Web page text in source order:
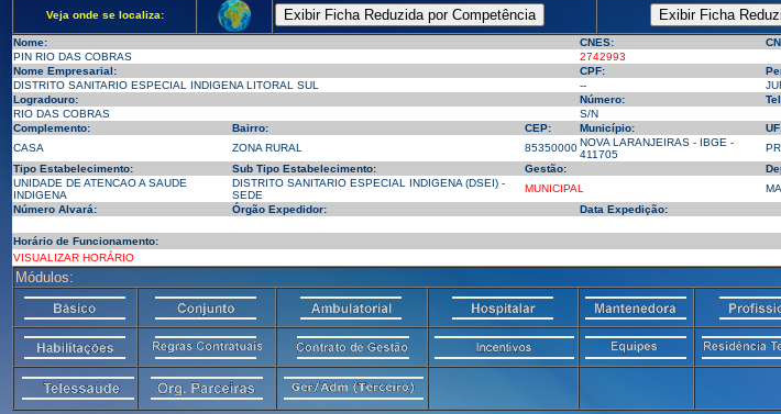
Veja onde se localiza:
Nome: CNES:
PIN RIO DAS COBRAS
2742993
Nome Empresarial:
CPF:
DISTRITO SANITARIO ESPECIAL INDIGENA LITORAL SUL
--
Logradouro:
Número:
RIO DAS COBRAS
S/N
Complemento:
Bairro: CEP: Município:
CASA
ZONA RURAL 85350000 NOVA LARANJEIRAS - IBGE -
411705
PR
Tipo Estabelecimento:
Sub Tipo Estabelecimento: Gestão:
UNIDADE DE ATENCAO A SAUDE
INDIGENA
DISTRITO SANITARIO ESPECIAL INDIGENA (DSEI) -
SEDE
MUNICIPAL
Número Alvará:
Órgão Expedidor: Data Expedição:
Horário de Funcionamento:
VISUALIZAR HORÁRIO
Módulos: